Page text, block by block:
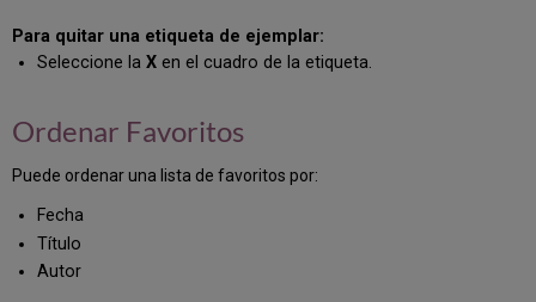
Para quitar una etiqueta de ejemplar:
Seleccione la Xen el cuadro de la etiqueta.
Ordenar Favoritos
Puede ordenar una lista de favoritos por:
Fecha
Título
Autor